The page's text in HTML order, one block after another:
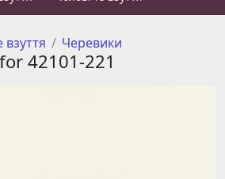
взуття Черевики
42101-221